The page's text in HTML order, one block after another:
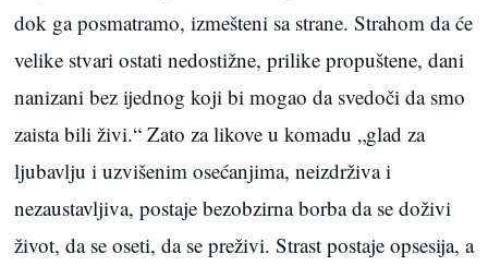
dok ga posmatramo, izmešteni sa strane. Strahom da će
velike stvari ostati nedostižne, prilike propuštene, dani
nanizani bez ijednog koji bi mogao da svedoči da smo
zaista bili živi.“ Zato za likove u komadu „glad za
ljubavlju i uzvišenim osećanjima, neizdrživa i
nezaustavljiva, postaje bezobzirna borba da se doživi
život, da se oseti, da se preživi. Strast postaje opsesija, a